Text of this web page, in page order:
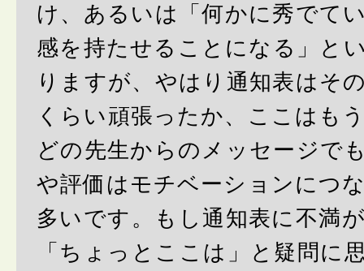
け、あるいは「何かに秀でて
感を持たせることになる」と
りますが、やはり通知表はそ
くらい頑張ったか、ここはも
どの先生からのメッセージで
や評価はモチベーションにつ
多いです。もし通知表に不満
「ちょっとここは」と疑問に